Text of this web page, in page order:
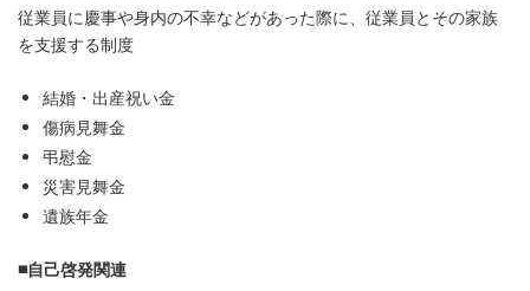
従業員に慶事や身内の不幸などがあった際に、従業員とその家族
を支援する制度
結婚・出産祝い金
傷病見舞金
弔慰金
災害見舞金
遺族年金
■自己啓発関連